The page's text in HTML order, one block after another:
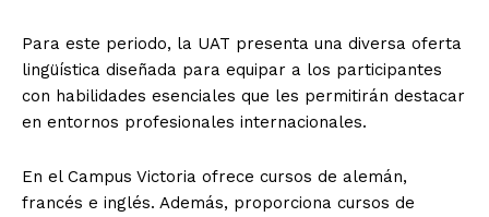
Para este periodo, la UAT presenta una diversa oferta
lingüística diseñada para equipar a los participantes
con habilidades esenciales que les permitirán destacar
en entornos profesionales internacionales.
En el Campus Victoria ofrece cursos de alemán,
francés e inglés. Además, proporciona cursos de